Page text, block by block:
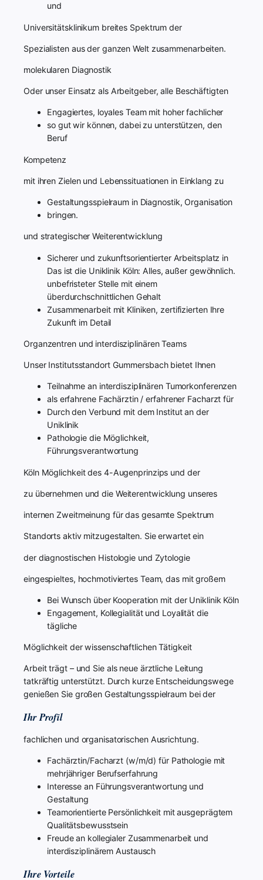
und
Universitätsklinikum breites Spektrum der
Spezialisten aus der ganzen Welt zusammenarbeiten.
molekularen Diagnostik
Oder unser Einsatz als Arbeitgeber, alle Beschäftigten
Engagiertes, loyales Team mit hoher fachlicher
so gut wir können, dabei zu unterstützen, den
Beruf
Kompetenz
mit ihren Zielen und Lebenssituationen in Einklang zu
Gestaltungsspielraum in Diagnostik, Organisation
bringen.
und strategischer Weiterentwicklung
Sicherer und zukunftsorientierter Arbeitsplatz in
Das ist die Uniklinik Köln: Alles, außer gewöhnlich.
unbefristeter Stelle mit einem
überdurchschnittlichen Gehalt
Zusammenarbeit mit Kliniken, zertifizierten Ihre
Zukunft im Detail
Organzentren und interdisziplinären Teams
Unser Institutsstandort Gummersbach bietet Ihnen
Teilnahme an interdisziplinären Tumorkonferenzen
als erfahrene Fachärztin / erfahrener Facharzt für
Durch den Verbund mit dem Institut an der
Uniklinik
Pathologie die Möglichkeit,
Führungsverantwortung
Köln Möglichkeit des 4-Augenprinzips und der
zu übernehmen und die Weiterentwicklung unseres
internen Zweitmeinung für das gesamte Spektrum
Standorts aktiv mitzugestalten. Sie erwartet ein
der diagnostischen Histologie und Zytologie
eingespieltes, hochmotiviertes Team, das mit großem
Bei Wunsch über Kooperation mit der Uniklinik Köln
Engagement, Kollegialität und Loyalität die
tägliche
Möglichkeit der wissenschaftlichen Tätigkeit
Arbeit trägt – und Sie als neue ärztliche Leitung
tatkräftig unterstützt. Durch kurze Entscheidungswege
genießen Sie großen Gestaltungsspielraum bei der
Ihr Profil
fachlichen und organisatorischen Ausrichtung.
Fachärztin/Facharzt (w/m/d) für Pathologie mit
mehrjähriger Berufserfahrung
Interesse an Führungsverantwortung und
Gestaltung
Teamorientierte Persönlichkeit mit ausgeprägtem
Qualitätsbewusstsein
Freude an kollegialer Zusammenarbeit und
interdisziplinärem Austausch
Ihre Vorteile